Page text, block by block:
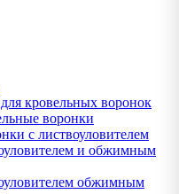
кровельных воронок
воронки
с листвоуловителем
и обжимным
обжимным